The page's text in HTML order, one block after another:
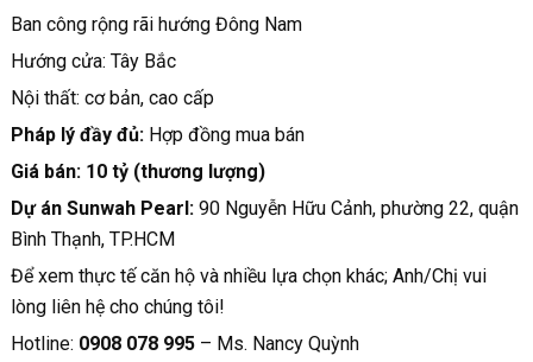
Ban công rộng rãi hướng Đông Nam
Hướng cửa: Tây Bắc
Nội thất: cơ bản, cao cấp
Pháp lý đầy đủ:Hợp đồng mua bán
Giá bán: 10 tỷ (thương lượng)
Dự án Sunwah Pearl: 90 Nguyễn Hữu Cảnh, phường 22, quận
Bình Thạnh, TP.HCM
Để xem thực tế căn hộ và nhiều lựa chọn khác; Anh/Chị vui
lòng liên hệ cho chúng tôi!
Hotline: 0908 078 995– Ms. Nancy Quỳnh